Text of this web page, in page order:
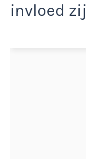
invloed